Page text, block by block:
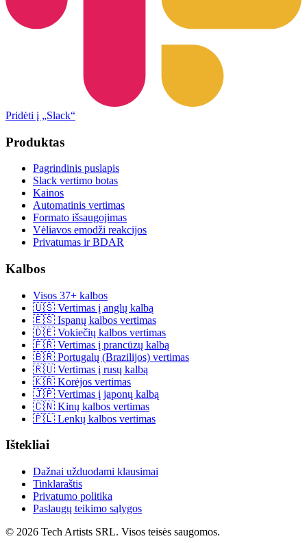
Pridėti į „Slack“
Produktas
Pagrindinis puslapis
Slack vertimo botas
Kainos
Automatinis vertimas
Formato išsaugojimas
Vėliavos emodži reakcijos
Privatumas ir BDAR
Kalbos
Visos 37+ kalbos
🇺🇸 Vertimas į anglų kalbą
🇪🇸 Ispanų kalbos vertimas
🇩🇪 Vokiečių kalbos vertimas
🇫🇷 Vertimas į prancūzų kalbą
🇧🇷 Portugalų (Brazilijos) vertimas
🇷🇺 Vertimas į rusų kalbą
🇰🇷 Korėjos vertimas
🇯🇵 Vertimas į japonų kalbą
🇨🇳 Kinų kalbos vertimas
🇵🇱 Lenkų kalbos vertimas
Ištekliai
Dažnai užduodami klausimai
Tinklaraštis
Privatumo politika
Paslaugų teikimo sąlygos
© 2026 Tech Artists SRL. Visos teisės saugomos.